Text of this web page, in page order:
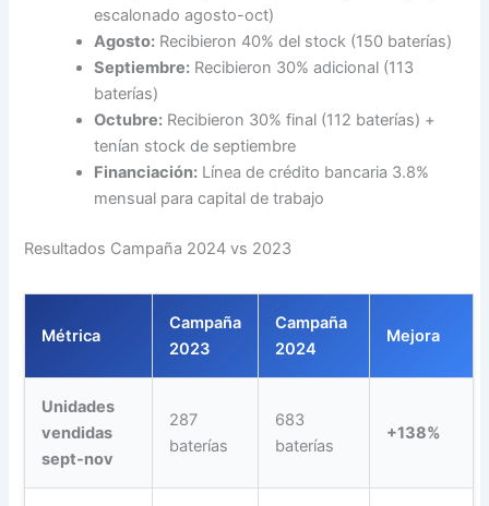
escalonado agosto-oct)
Agosto: Recibieron 40% del stock (150 baterías)
Septiembre: Recibieron 30% adicional (113
baterías)
Octubre: Recibieron 30% final (112 baterías) +
tenían stock de septiembre
Financiación: Línea de crédito bancaria 3.8%
mensual para capital de trabajo
Resultados Campaña 2024 vs 2023
Métrica
Campaña
2023
Campaña
2024
Mejora
Unidades
vendidas
sept-nov
287
baterías
683
baterías
+138%